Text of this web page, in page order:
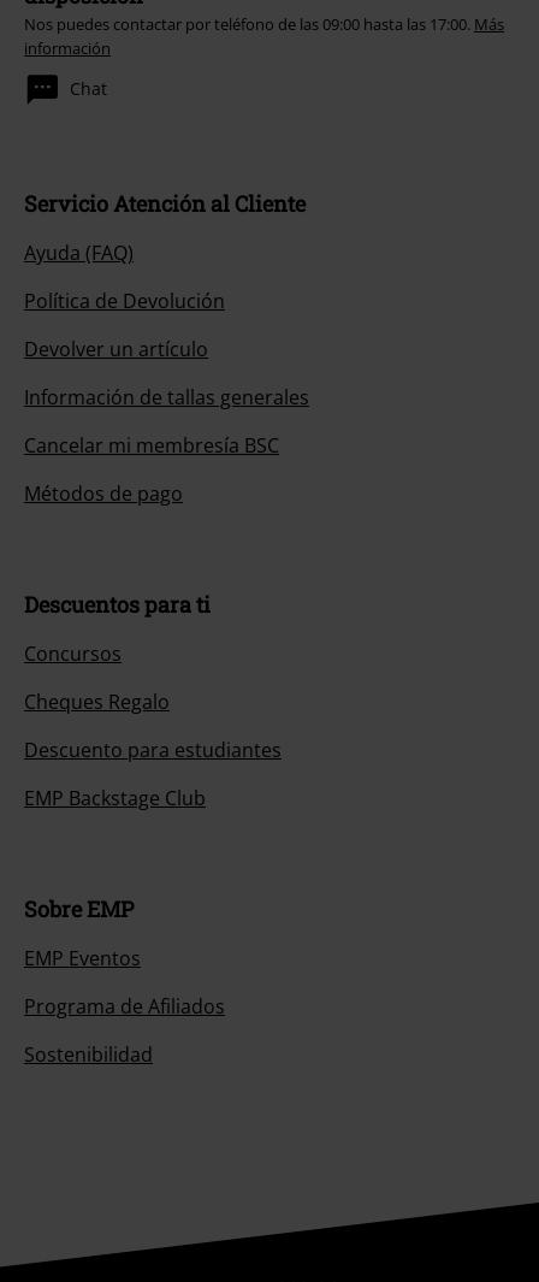
Nos puedes contactar por teléfono de las 09:00 hasta las 17:00. Más
información
Chat
Servicio Atención al Cliente
Ayuda (FAQ)
Política de Devolución
Devolver un artículo
Información de tallas generales
Cancelar mi membresía BSC
Métodos de pago
Descuentos para ti
Concursos
Cheques Regalo
Descuento para estudiantes
EMP Backstage Club
Sobre EMP
EMP Eventos
Programa de Afiliados
Sostenibilidad